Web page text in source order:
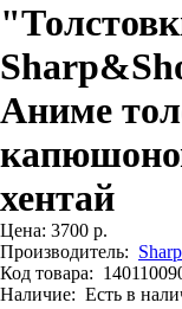
Аниме
хентай
Цена: 3700 р.
Производитель:
Код товара:
Наличие: Есть в